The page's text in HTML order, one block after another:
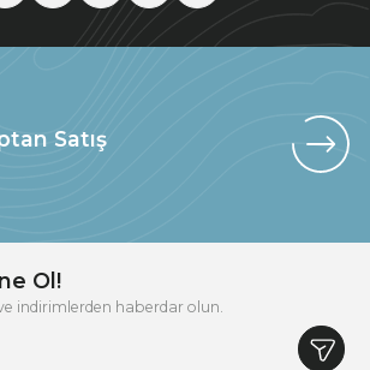
Satış
Ol!
indirimlerden haberdar olun.